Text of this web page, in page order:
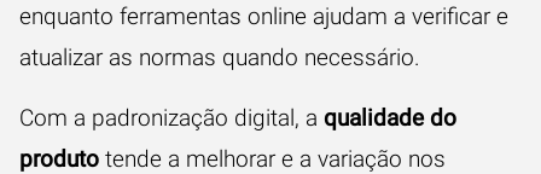
enquanto ferramentas online ajudam a verificar e
atualizar as normas quando necessário.
Com a padronização digital, a qualidade do
produto tende a melhorar e a variação nos